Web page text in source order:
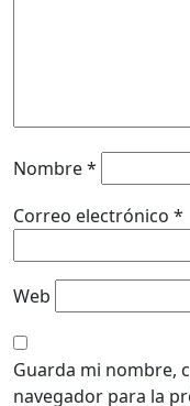
Nombre*
Correo electrónico *
Web
Guarda mi nombre,
navegador para la